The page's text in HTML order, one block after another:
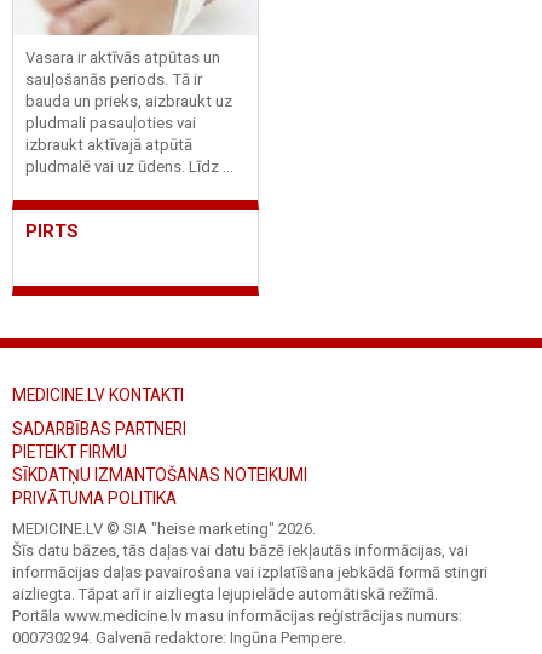
Vasara ir aktīvās atpūtas un
sauļošanās periods. Tā ir
bauda un prieks, aizbraukt uz
pludmali pasauļoties vai
izbraukt aktīvajā atpūtā
pludmalē vai uz ūdens. Līdz ...
PIRTS
MEDICINE.LV KONTAKTI
SADARBĪBAS PARTNERI
PIETEIKT FIRMU
SĪKDATŅU IZMANTOŠANAS NOTEIKUMI
PRIVĀTUMA POLITIKA
MEDICINE.LV © SIA "heise marketing" 2026.
Šīs datu bāzes, tās daļas vai datu bāzē iekļautās informācijas, vai
informācijas daļas pavairošana vai izplatīšana jebkādā formā stingri
aizliegta. Tāpat arī ir aizliegta lejupielāde automātiskā režīmā.
Portāla www.medicine.lv masu informācijas reģistrācijas numurs:
000730294. Galvenā redaktore: Ingūna Pempere.